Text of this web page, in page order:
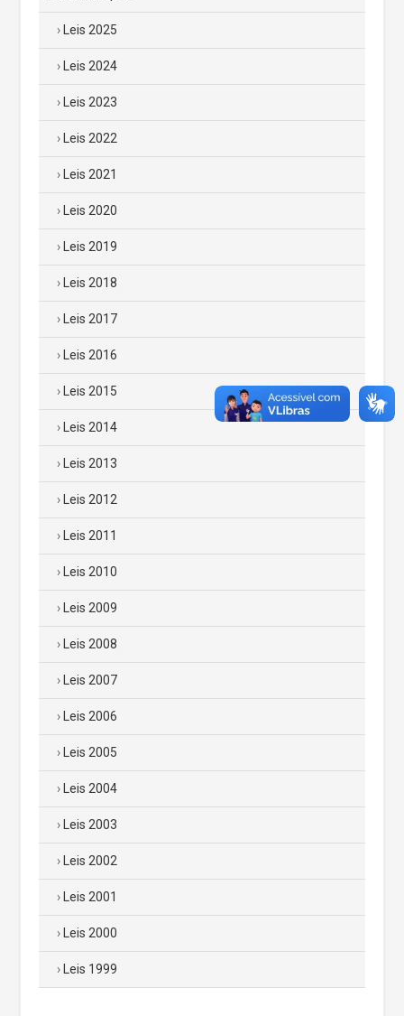
Leis 2025
Leis 2024
Leis 2023
Leis 2022
Leis 2021
Leis 2020
Leis 2019
Leis 2018
Leis 2017
Leis 2016
Leis 2015
Leis 2014
Leis 2013
Leis 2012
Leis 2011
Leis 2010
Leis 2009
Leis 2008
Leis 2007
Leis 2006
Leis 2005
Leis 2004
Leis 2003
Leis 2002
Leis 2001
Leis 2000
Leis 1999